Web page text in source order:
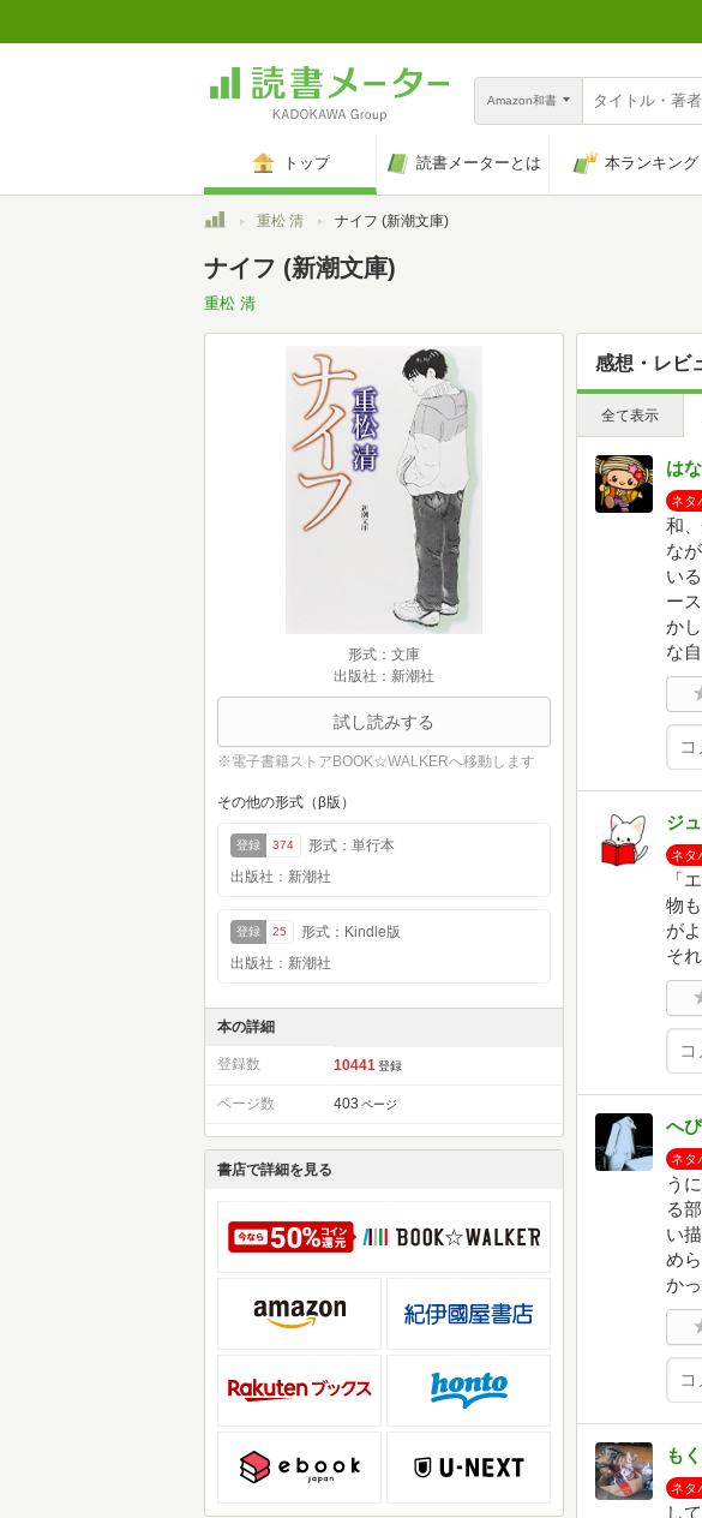
Amazon和書
トップ 読書メーターとは 本ランキング
トップ重松 清 ナイフ (新潮文庫)
ナイフ (新潮文庫)
重松 清
形式：文庫
出版社：新潮社
試し読みする
※電子書籍ストアBOOK☆WALKERへ移動します
その他の形式（β版）
登録 374
形式：単行本
出版社：新潮社
登録 25
形式：Kindle版
出版社：新潮社
本の詳細
登録数 10441 登録
ページ数 403 ページ
書店で詳細を見る
感想・レビ
全て表示
は
ネタ
和
な
い
ー
か
な
ジ
ネタ
「
物
が
そ
へ
ネタ
う
る
い
め
かっ
も
ネタ
し